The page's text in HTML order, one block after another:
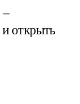
–
и открыть